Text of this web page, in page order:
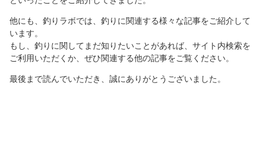
他にも、釣りラボでは、釣りに関連する様々な記事をご紹介して
います。
もし、釣りに関してまだ知りたいことがあれば、サイト内検索を
ご利用いただくか、ぜひ関連する他の記事をご覧ください。
最後まで読んでいただき、誠にありがとうございました。